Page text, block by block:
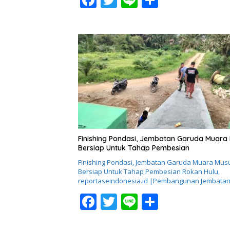
e
b
o
o
k
itt
er
e ar
e
Finishing Pondasi, Jembatan Garuda Muara
Bersiap Untuk Tahap Pembesian
Finishing Pondasi, Jembatan Garuda Muara
Bersiap Untuk Tahap Pembesian ​Rokan Hulu,
reportaseindonesia.id |Pembangunan
F T Li